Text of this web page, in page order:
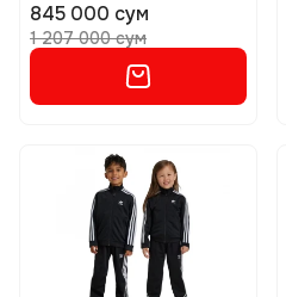
845 000 сум
1 207 000 сум